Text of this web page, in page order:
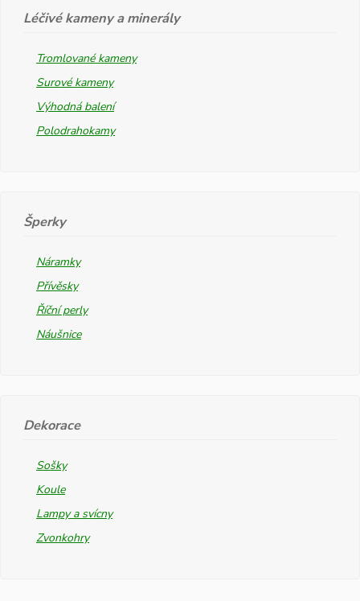
Léčivé kameny a minerály
Tromlované kameny
Surové kameny
Výhodná balení
Polodrahokamy
Šperky
Náramky
Přívěsky
Říční perly
Náušnice
Dekorace
Sošky
Koule
Lampy a svícny
Zvonkohry